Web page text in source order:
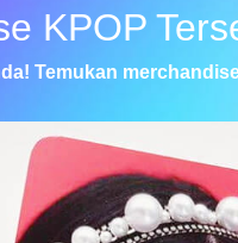
KPOP
Temukan